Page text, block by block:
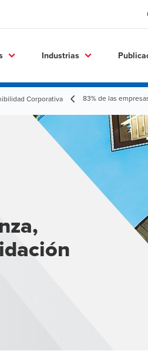
Industrias
Corporativa 83% de las